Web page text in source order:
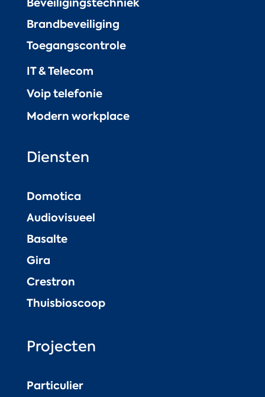
Brandbeveiliging
Toegangscontrole
IT & Telecom
Voip telefonie
Modern workplace
Diensten
Domotica
Audiovisueel
Basalte
Gira
Crestron
Thuisbioscoop
Projecten
Particulier